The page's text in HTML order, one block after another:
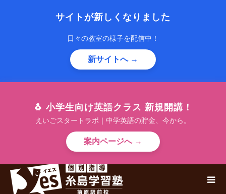
サイトが新しくなりました
日々の教室の様子を配信中！
新サイトへ →
🐧 小学生向け英語クラス 新規開講！
えいごスタートラボ｜中学英語の貯金、今から。
案内ページへ →